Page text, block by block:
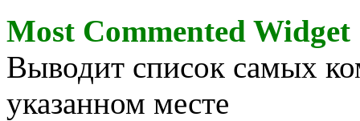
Most Commented Widget
Выводит список самых
указанном месте